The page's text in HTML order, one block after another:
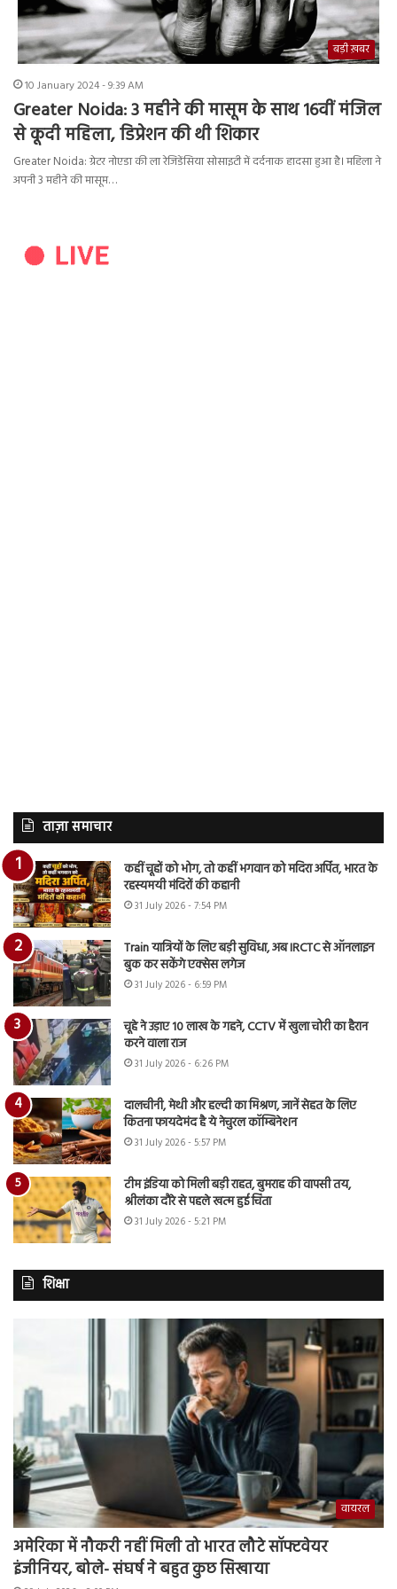
बड़ी ख़बर
10 January 2024 - 9:39 AM
Greater Noida: 3 महीने की मासूम के साथ 16वीं मंजिल
से कूदी महिला, डिप्रेशन की थी शिकार
Greater Noida: ग्रेटर नोएडा की ला रेजिडेंसिया सोसाइटी में दर्दनाक हादसा हुआ है। महिला ने
अपनी 3 महीने की मासूम…
ताज़ा समाचार
कहीं चूहों को भोग, तो कहीं भगवान को मदिरा अर्पित, भारत के
रहस्यमयी मंदिरों की कहानी
31 July 2026 - 7:54 PM
Train यात्रियों के लिए बड़ी सुविधा, अब IRCTC से ऑनलाइन
बुक कर सकेंगे एक्सेस लगेज
31 July 2026 - 6:59 PM
चूहे ने उड़ाए 10 लाख के गहने, CCTV में खुला चोरी का हैरान
करने वाला राज
31 July 2026 - 6:26 PM
दालचीनी, मेथी और हल्दी का मिश्रण, जानें सेहत के लिए
कितना फायदेमंद है ये नेचुरल कॉम्बिनेशन
31 July 2026 - 5:57 PM
टीम इंडिया को मिली बड़ी राहत, बुमराह की वापसी तय,
श्रीलंका दौरे से पहले खत्म हुई चिंता
31 July 2026 - 5:21 PM
शिक्षा
वायरल
अमेरिका में नौकरी नहीं मिली तो भारत लौटे सॉफ्टवेयर
इंजीनियर, बोले- संघर्ष ने बहुत कुछ सिखाया